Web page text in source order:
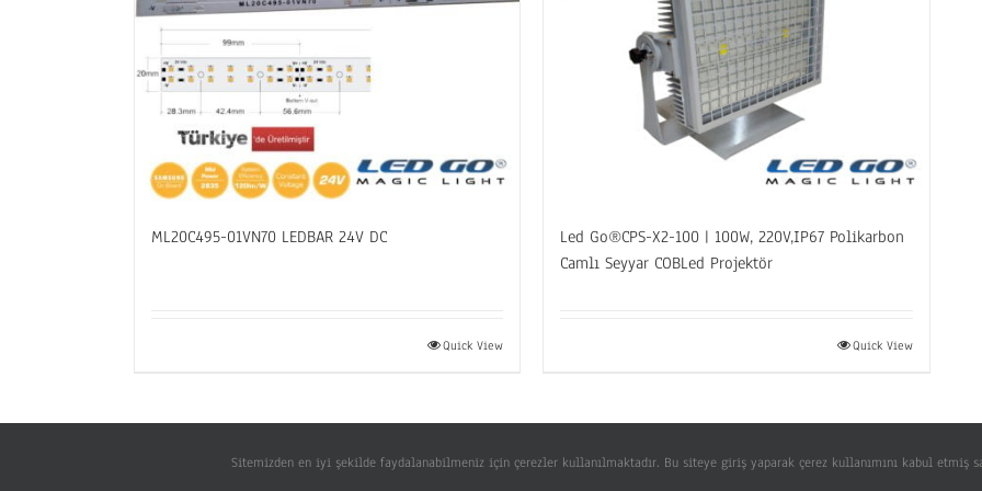
ML20C495-01VN70 LEDBAR 24V DC
Quick View
Led Go®CPS-X2-100 | 100W, 220V,IP67 Polikarbon
Camlı Seyyar COBLed Projektör
Quick View
Copyright 2008 - 2023 LED GROUP® | All Rights Reserved | Powered byULD|LED GO®
Sitemizden en iyi şekilde faydalanabilmeniz için çerezler kullanılmaktadır. Bu siteye giriş yaparak çerez kullanımını kabul etmiş